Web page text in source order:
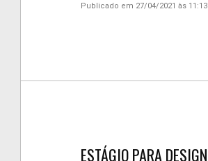
Publicado em 27/04/2021 às 11:13
ESTÁGIO PARA DESIGN